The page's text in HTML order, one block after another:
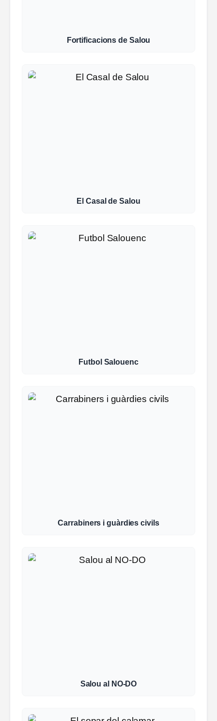
Fortificacions de Salou
El Casal de Salou
Futbol Salouenc
Carrabiners i guàrdies civils
Salou al NO-DO